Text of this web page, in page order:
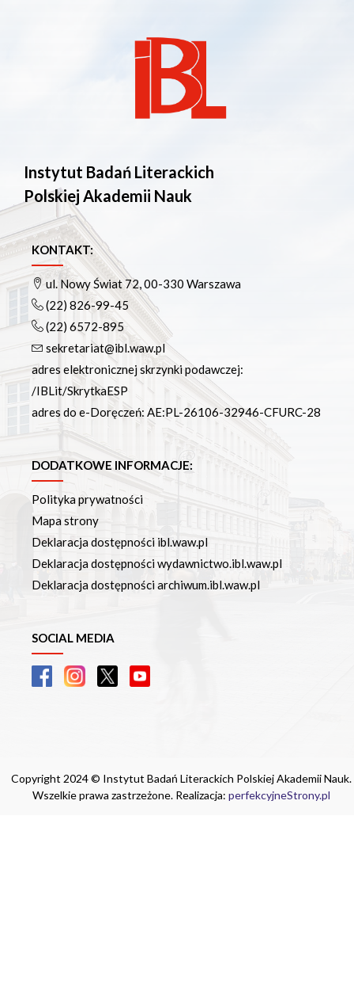
Instytut Badań Literackich
Polskiej Akademii Nauk
KONTAKT:
ul. Nowy Świat 72, 00-330 Warszawa
(22) 826-99-45
(22) 6572-895
sekretariat@ibl.waw.pl
adres elektronicznej skrzynki podawczej:
/IBLit/SkrytkaESP
adres do e-Doręczeń: AE:PL-26106-32946-CFURC-28
DODATKOWE INFORMACJE:
Polityka prywatności
Mapa strony
Deklaracja dostępności ibl.waw.pl
Deklaracja dostępności wydawnictwo.ibl.waw.pl
Deklaracja dostępności archiwum.ibl.waw.pl
SOCIAL MEDIA
Copyright 2024 © Instytut Badań Literackich Polskiej Akademii Nauk.
Wszelkie prawa zastrzeżone. Realizacja: perfekcyjneStrony.pl